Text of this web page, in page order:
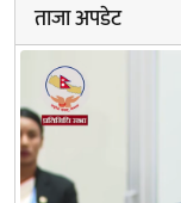
ताजा अपडेट